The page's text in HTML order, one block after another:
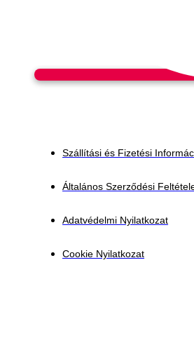
Szállítási és Fizetési
Általános Szerződési
Adatvédelmi Nyilatkozat
Cookie Nyilatkozat